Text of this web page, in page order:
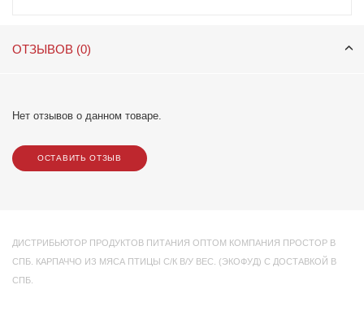
ОТЗЫВОВ (0)
Нет отзывов о данном товаре.
ОСТАВИТЬ ОТЗЫВ
ДИСТРИБЬЮТОР ПРОДУКТОВ ПИТАНИЯ ОПТОМ КОМПАНИЯ ПРОСТОР В
СПБ. КАРПАЧЧО ИЗ МЯСА ПТИЦЫ С/К В/У ВЕС. (ЭКОФУД) С ДОСТАВКОЙ В
СПБ.